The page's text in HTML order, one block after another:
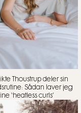
Thoustrup deler sin
Sådan laver jeg
‘heatless curls’